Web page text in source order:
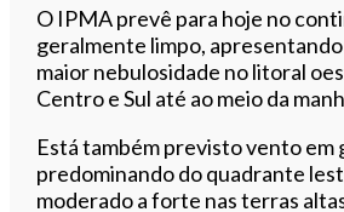
O IPMA prevê para hoje no
geralmente limpo,
maior nebulosidade no litoral
Centro e Sul até ao meio da
Está também previsto vento em
predominando do quadrante
moderado a forte nas terras